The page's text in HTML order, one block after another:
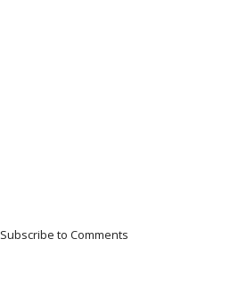
Subscribe to Comments